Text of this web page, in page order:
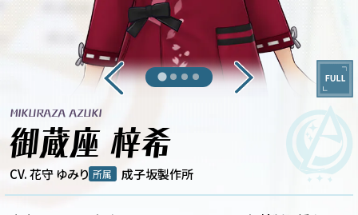
御蔵座 梓希
MIKURAZA AZUKI
CV. 花守 ゆみり 所属 成子坂製作所